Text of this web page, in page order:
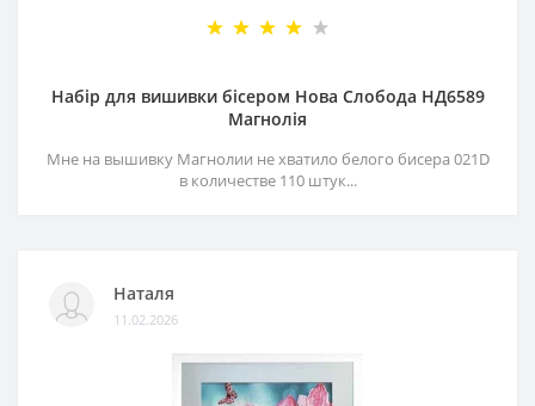
Набір для вишивки бісером Нова Слобода НД6589
Магнолія
Мне на вышивку Магнолии не хватило белого бисера 021D
в количестве 110 штук...
Наталя
11.02.2026